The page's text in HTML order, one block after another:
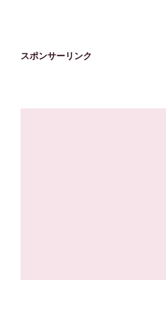
スポンサーリンク